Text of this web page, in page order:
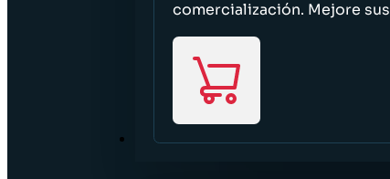
comercialización. Mejore
SECTORES